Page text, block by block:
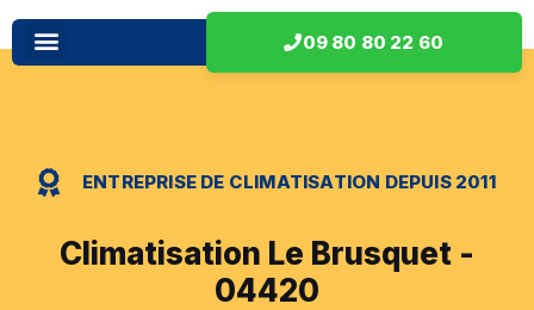
09 80 80 22 60
ENTREPRISE DE CLIMATISATION DEPUIS 2011
Climatisation Le Brusquet -
04420